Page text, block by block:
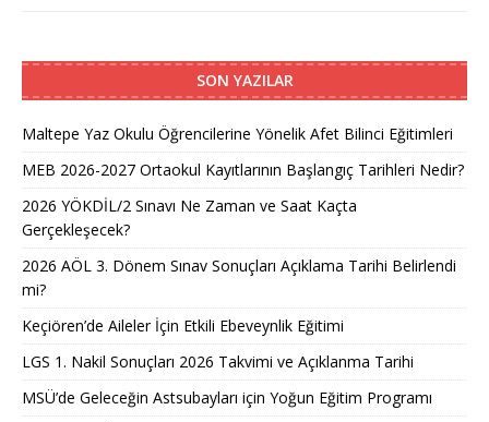
SON YAZILAR
Maltepe Yaz Okulu Öğrencilerine Yönelik Afet Bilinci Eğitimleri
MEB 2026-2027 Ortaokul Kayıtlarının Başlangıç Tarihleri Nedir?
2026 YÖKDİL/2 Sınavı Ne Zaman ve Saat Kaçta
Gerçekleşecek?
2026 AÖL 3. Dönem Sınav Sonuçları Açıklama Tarihi Belirlendi
mi?
Keçiören’de Aileler İçin Etkili Ebeveynlik Eğitimi
LGS 1. Nakil Sonuçları 2026 Takvimi ve Açıklanma Tarihi
MSÜ’de Geleceğin Astsubayları için Yoğun Eğitim Programı